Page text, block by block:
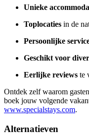
Unieke
Toplocaties in de
Persoonlijke
Geschikt voor
Eerlijke reviews te
Ontdek zelf waarom
boek jouw volgende
www.specialstays.com.
Alternatieven